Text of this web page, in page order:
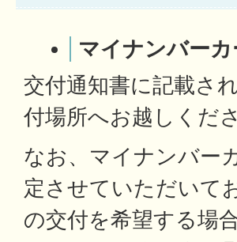
マイナンバー
交付通知書に記載さ
付場所へお越しくださ
なお、マイナンバー
定させていただいて
の交付を希望する場合